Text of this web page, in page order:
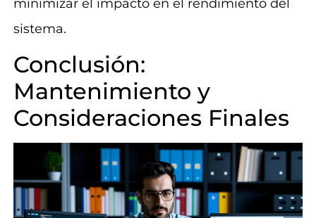
minimizar el impacto en el rendimiento del
sistema.
Conclusión:
Mantenimiento y
Consideraciones Finales